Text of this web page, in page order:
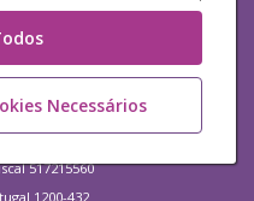
Necessários
517215560
1200-432